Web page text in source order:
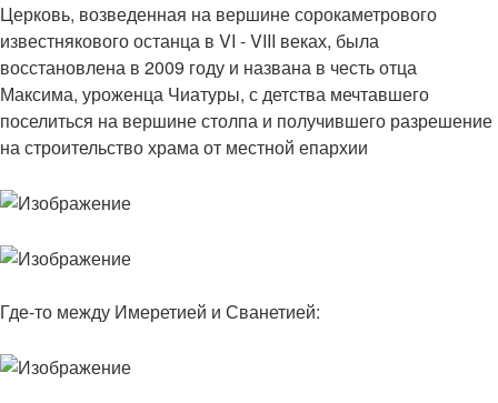
Церковь, возведенная на вершине сорокаметрового
известнякового останца в VI - VIII веках, была
восстановлена в 2009 году и названа в честь отца
Максима, уроженца Чиатуры, с детства мечтавшего
поселиться на вершине столпа и получившего разрешение
на строительство храма от местной епархии
Где-то между Имеретией и Сванетией: